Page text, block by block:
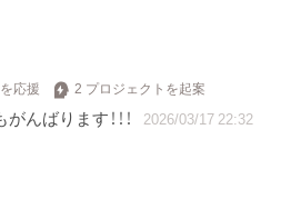
応援 2 プロジェクトを起案
んばります！！！ 2026/03/17 22:32